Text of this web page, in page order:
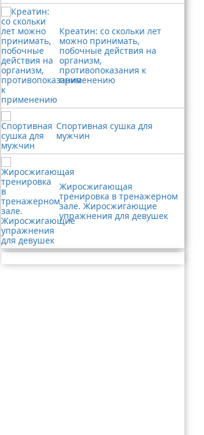
Креатин: со скольки лет
можно принимать,
побочные действия на
организм,
противопоказания к
применению
Спортивная сушка для
мужчин
Жиросжигающая
тренировка в тренажерном
зале. Жиросжигающие
упражнения для девушек